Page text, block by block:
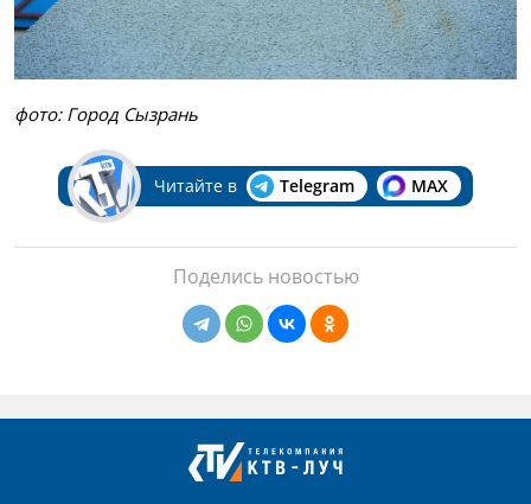
фото: Город Сызрань
Читайте в Telegram MAX
Поделись новостью